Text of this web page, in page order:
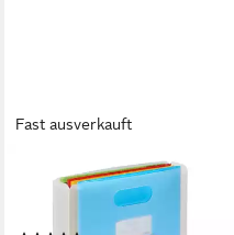
Fast ausverkauft
STEP BY STEP
Hefter Heftbox mit Tragegriff,
transparent, bis DIN A4